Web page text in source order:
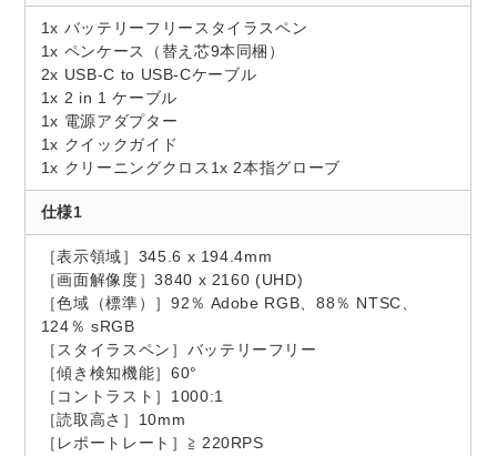
1x バッテリーフリースタイラスペン
1x ペンケース（替え芯9本同梱）
2x USB-C to USB-Cケーブル
1x 2 in 1 ケーブル
1x 電源アダプター
1x クイックガイド
1x クリーニングクロス1x 2本指グローブ
仕様1
［表示領域］345.6 x 194.4mm
［画面解像度］3840 x 2160 (UHD)
［色域（標準）］92％ Adobe RGB、88％ NTSC、
124％ sRGB
［スタイラスペン］バッテリーフリー
［傾き検知機能］60°
［コントラスト］1000:1
［読取高さ］10mm
［レポートレート］≧ 220RPS